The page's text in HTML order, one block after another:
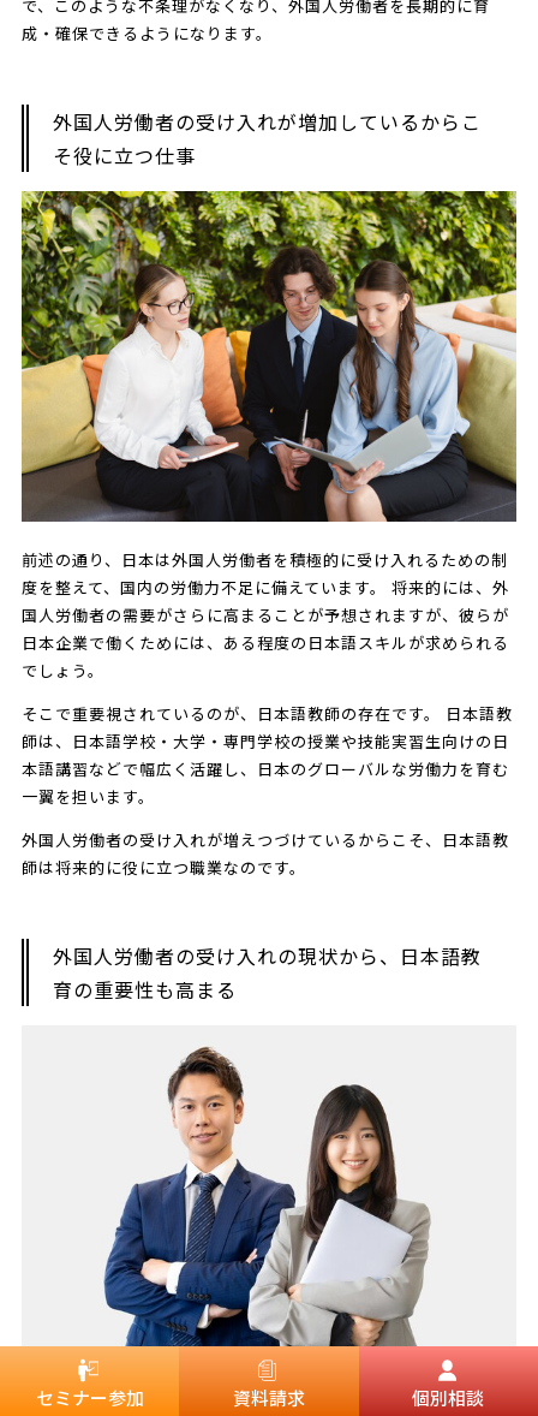
セミナー参加 資料請求 個別相談
で、このような不条理がなくなり、外国人労働者を長期的に育
成・確保できるようになります。
外国人労働者の受け入れが増加しているからこ
そ役に立つ仕事
前述の通り、日本は外国人労働者を積極的に受け入れるための制
度を整えて、国内の労働力不足に備えています。 将来的には、外
国人労働者の需要がさらに高まることが予想されますが、彼らが
日本企業で働くためには、ある程度の日本語スキルが求められる
でしょう。
そこで重要視されているのが、日本語教師の存在です。 日本語教
師は、日本語学校・大学・専門学校の授業や技能実習生向けの日
本語講習などで幅広く活躍し、日本のグローバルな労働力を育む
一翼を担います。
外国人労働者の受け入れが増えつづけているからこそ、日本語教
師は将来的に役に立つ職業なのです。
外国人労働者の受け入れの現状から、日本語教
育の重要性も高まる
今回は、外国人労働者の受け入れの現状と、雇用するメリット・